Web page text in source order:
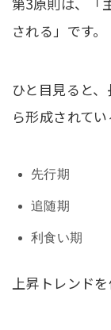
される」です。
ひと目見ると
ら形成されて
先行期
追随期
利食い期
上昇トレンド